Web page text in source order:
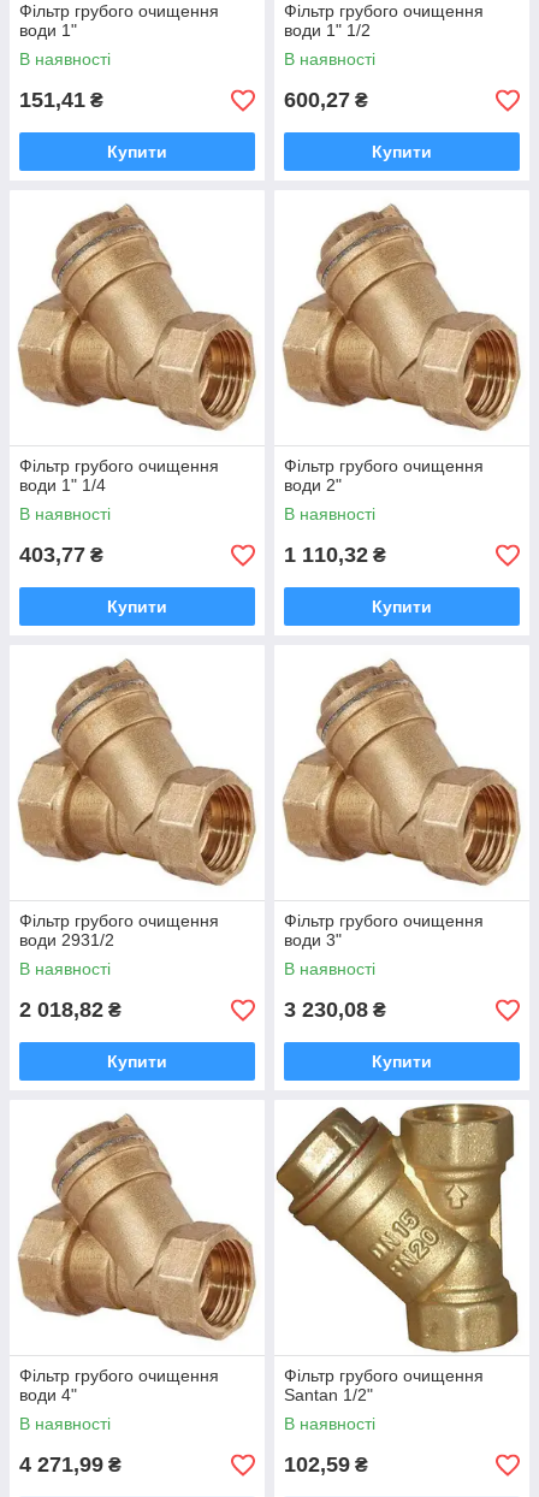
Фільтр грубого очищення
води 1"
В наявності
151,41 ₴
Купити
Фільтр грубого очищення
води 1" 1/2
В наявності
600,27 ₴
Купити
Фільтр грубого очищення
води 1" 1/4
В наявності
403,77 ₴
Купити
Фільтр грубого очищення
води 2"
В наявності
1 110,32 ₴
Купити
Фільтр грубого очищення
води 2931/2
В наявності
2 018,82 ₴
Купити
Фільтр грубого очищення
води 3"
В наявності
3 230,08 ₴
Купити
Фільтр грубого очищення
води 4"
В наявності
4 271,99 ₴
Фільтр грубого очищення
Santan 1/2"
В наявності
102,59 ₴